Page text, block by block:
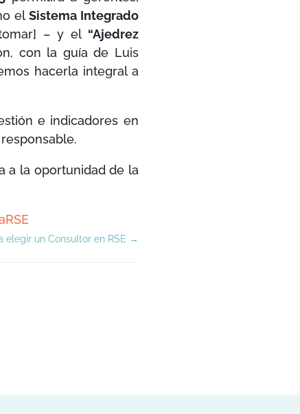
el Sistema Integrado
– y el “Ajedrez
con la guía de Luis
hacerla integral a
e indicadores en
a la oportunidad de la
elegir un Consultor en RSE →